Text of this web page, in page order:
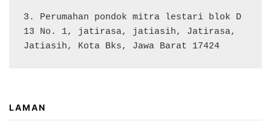
3. Perumahan pondok mitra lestari blok D
13 No. 1, jatirasa, jatiasih, Jatirasa,
Jatiasih, Kota Bks, Jawa Barat 17424
LAMAN